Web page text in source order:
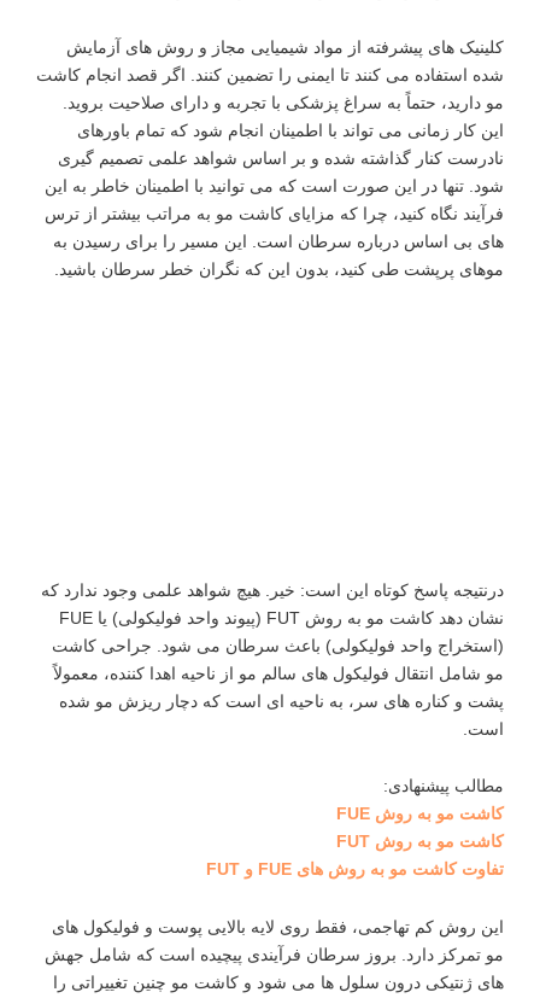
کلینیک‌ های پیشرفته از مواد شیمیایی مجاز و روش ‌های آزمایش
‌شده استفاده می ‌کنند تا ایمنی را تضمین کنند. اگر قصد انجام کاشت
مو دارید، حتماً به سراغ پزشکی با تجربه و دارای صلاحیت بروید.
این کار زمانی می ‌تواند با اطمینان انجام شود که تمام باورهای
نادرست کنار گذاشته شده و بر اساس شواهد علمی تصمیم ‌گیری
شود. تنها در این صورت است که می ‌توانید با اطمینان خاطر به این
فرآیند نگاه کنید، چرا که مزایای کاشت مو به‌ مراتب بیشتر از ترس
‌های بی ‌اساس درباره سرطان است. این مسیر را برای رسیدن به
موهای پرپشت طی کنید، بدون این که نگران خطر سرطان باشید.
درنتیجه پاسخ کوتاه این است: خیر. هیچ شواهد علمی وجود ندارد که
نشان دهد کاشت مو به روش FUT (پیوند واحد فولیکولی) یا FUE
(استخراج واحد فولیکولی) باعث سرطان می ‌شود. جراحی کاشت
مو شامل انتقال فولیکول‌ های سالم مو از ناحیه اهدا کننده، معمولاً
پشت و کناره‌ های سر، به ناحیه ‌ای است که دچار ریزش مو شده
است.
مطالب پیشنهادی:
کاشت مو به روش FUE
کاشت مو به روش FUT
تفاوت کاشت مو به روش های FUE و FUT
این روش کم ‌تهاجمی، فقط روی لایه بالایی پوست و فولیکول ‌های
مو تمرکز دارد. بروز سرطان فرآیندی پیچیده است که شامل جهش‌
های ژنتیکی درون سلول ‌ها می‌ شود و کاشت مو چنین تغییراتی را